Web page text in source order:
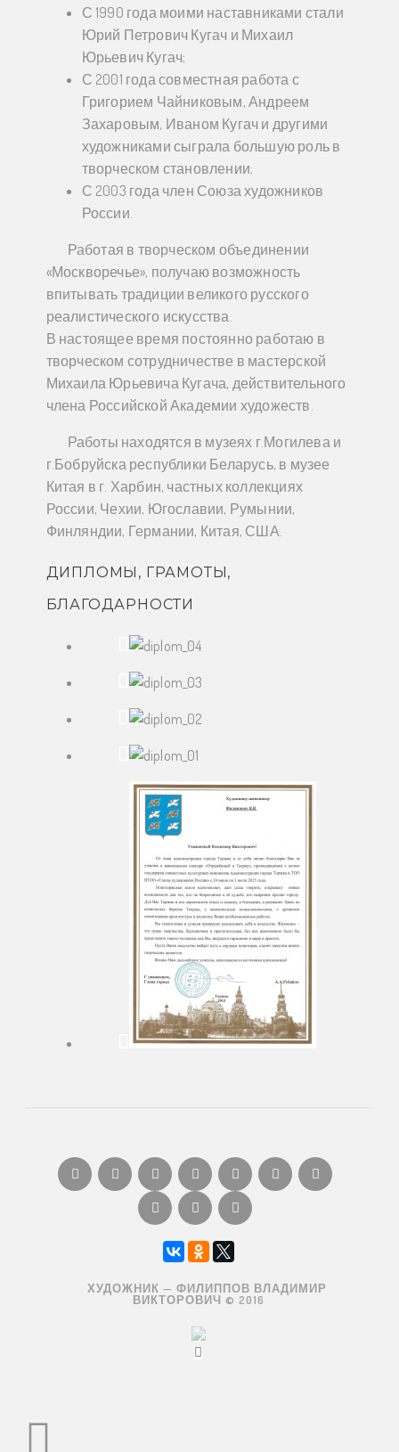
С 1990 года моими наставниками стали
Юрий Петрович Кугач и Михаил
Юрьевич Кугач;
С 2001 года совместная работа с
Григорием Чайниковым, Андреем
Захаровым, Иваном Кугач и другими
художниками сыграла большую роль в
творческом становлении;
С 2003 года член Союза художников
России.
Работая в творческом объединении
«Москворечье», получаю возможность
впитывать традиции великого русского
реалистического искусства.
В настоящее время постоянно работаю в
творческом сотрудничестве в мастерской
Михаила Юрьевича Кугача, действительного
члена Российской Академии художеств.
Работы находятся в музеях г.Могилева и
г.Бобруйска республики Беларусь, в музее
Китая в г. Харбин, частных коллекциях
России, Чехии, Югославии, Румынии,
Финляндии, Германии, Китая, США.
ДИПЛОМЫ, ГРАМОТЫ,
БЛАГОДАРНОСТИ
ХУДОЖНИК — ФИЛИППОВ ВЛАДИМИР
ВИКТОРОВИЧ © 2016